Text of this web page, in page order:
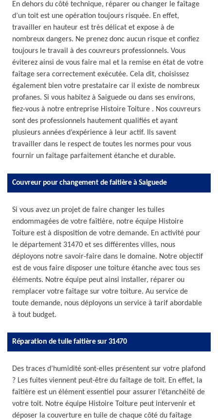
En dehors du côté technique, réparer ou changer le faîtage
d’un toit est une opération toujours risquée. En effet,
travailler en hauteur est très délicat et expose à de
nombreux dangers. Ne prenez donc aucun risque et confiez
toujours le travail à des couvreurs professionnels. Vous
éviterez ainsi de vous faire mal et la remise en état de votre
faîtage sera correctement exécutée. Cela dit, choisissez
également bien votre prestataire car il existe de nombreux
profanes. Si vous habitez à Saiguede ou dans ses environs,
fiez-vous à notre entreprise Histoire Toiture . Nos couvreurs
sont des professionnels hautement qualifiés et ayant
plusieurs années d’expérience à leur actif. Ils savent
travailler dans le respect de toutes les normes pour vous
fournir un faîtage parfaitement étanche et durable.
Couvreur pour changement de faitière à Saiguede
Si vous avez un projet de faire changer les tuiles
endommagées de votre faîtière, notre équipe Histoire
Toiture est à disposition de votre demande. En activité pour
le département 31470 et ses différentes villes, nous
déployons notre savoir-faire dans le domaine. Notre objectif
est de vous faire disposer une toiture étanche avec tous ses
éléments. Notre équipe peut ainsi installer, réparer ou
remplacer votre faîtage sur votre toiture. Au service de
toute demande, nous déployons un service à tarif abordable
à tout budget.
Réparation de tuile faitière sur 31470
Des traces d’humidité sont-elles présentent sur votre plafond
? Les fuites viennent peut-être du faîtage de toit. En effet, la
faîtière est un élément essentiel pour assurer l’étanchéité de
votre toit. Notre équipe Histoire Toiture peut intervenir et
déposer la couverture en tuile de chaque côté du faîtage